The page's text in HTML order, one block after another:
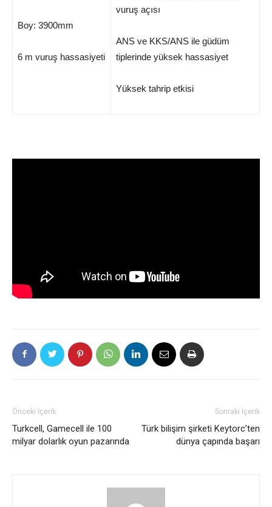
Boy: 3900mm
6 m vuruş hassasiyeti
vuruş açısı
ANS ve KKS/ANS ile güdüm
tiplerinde yüksek hassasiyet
Yüksek tahrip etkisi
Önceki İçerik
Turkcell, Gamecell ile 100
milyar dolarlık oyun pazarında
Sonraki İçerik
Türk bilişim şirketi Keytorc’ten
dünya çapında başarı